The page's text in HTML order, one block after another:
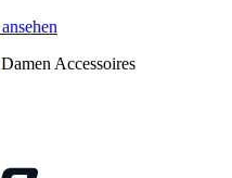
Damen Accessoires